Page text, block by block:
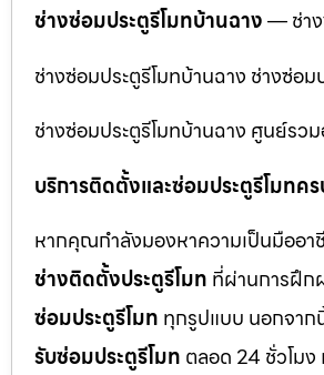
ช่างซ่อมประตูรีโมทบ้านฉาง— ช่าง
ช่างซ่อมประตูรีโมทบ้านฉาง ช่างซ่อ
ช่างซ่อมประตูรีโมทบ้านฉาง ศูนย์รว
บริการติดตั้งและซ่อมประตูรีโมทค
หากคุณกำลังมองหาความเป็นมืออา
ช่างติดตั้งประตูรีโมท ที่ผ่านการฝึก
ซ่อมประตูรีโมท ทุกรูปแบบ นอกจาก
รับซ่อมประตูรีโมท ตลอด 24 ชั่วโมง